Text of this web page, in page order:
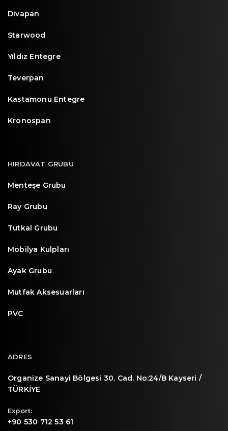
Divapan
Starwood
Yıldız Entegre
Teverpan
Kastamonu Entegre
Kronospan
HIRDAVAT GRUBU
Menteşe Grubu
Ray Grubu
Tutkal Grubu
Mobilya Kulpları
Ayak Grubu
Mutfak Aksesuarları
PVC
ADRES
Organize Sanayi Bölgesi 30. Cad. No:24/B Kayseri /
TÜRKİYE
Export:
+90 530 712 53 61